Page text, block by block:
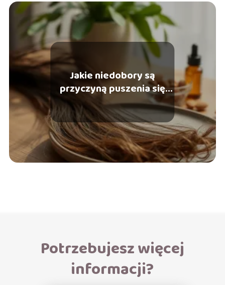
Jakie niedobory są
przyczyną puszenia się
włosów?
Potrzebujesz więcej
informacji?